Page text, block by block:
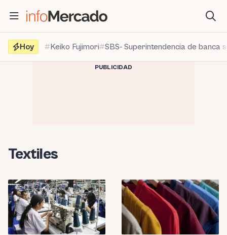
contenido
Hoy
Keiko Fujimori SBS- Superintendencia de banca
PUBLICIDAD
Textiles